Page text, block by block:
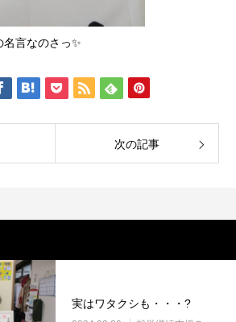
言なのさっ✨
次の記事
実はワタクシも・・・?